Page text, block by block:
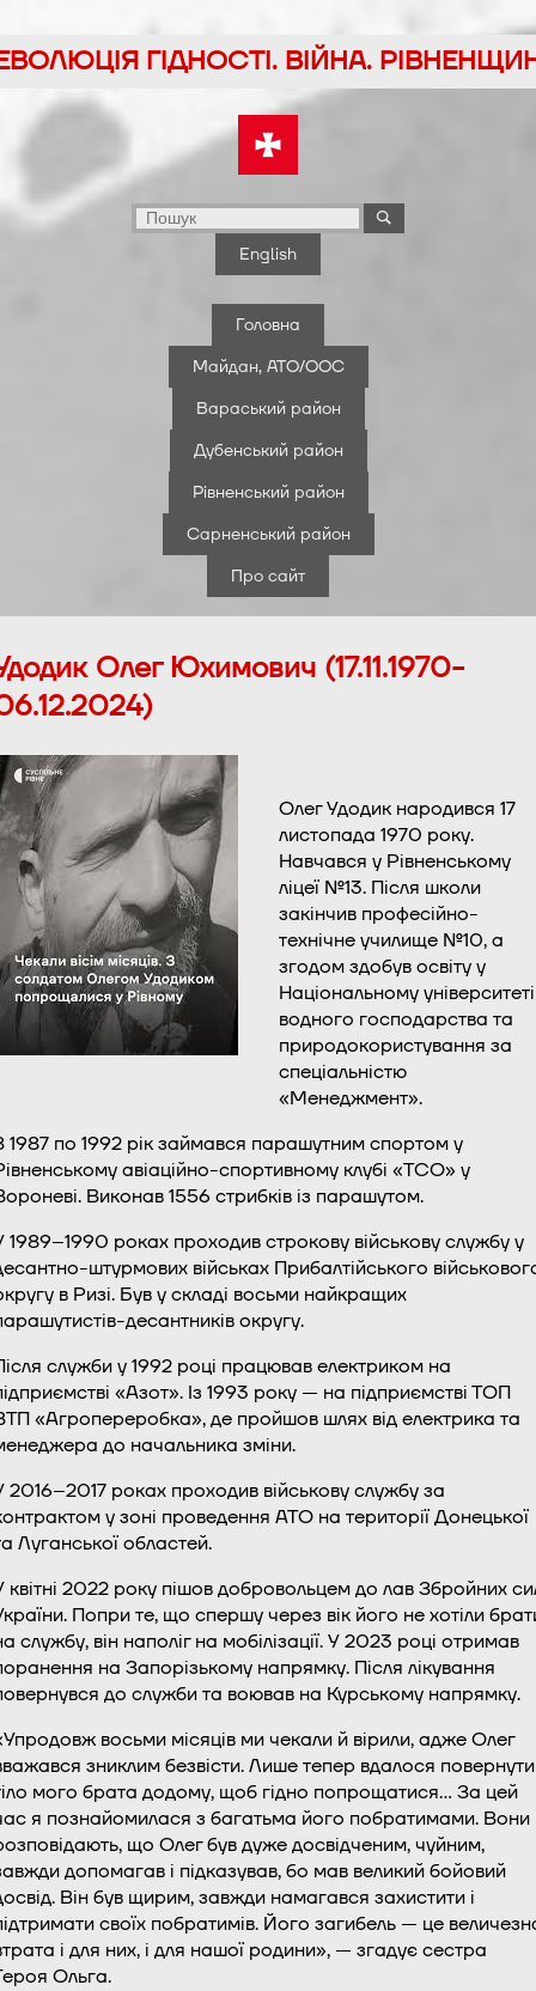
ГІДНОСТІ. ВІЙНА.
English
Головна
Майдан, АТО/ООС
Вараський район
Дубенський район
Рівненський район
Сарненський район
Про сайт
Олег Юхимович (17.11.1970-
Олег Удодик народився 17
листопада 1970 року.
Навчався у Рівненському
ліцеї №13. Після школи
закінчив професійно-
технічне училище №10, а
згодом здобув освіту у
Національному університеті
водного господарства та
природокористування за
спеціальністю
«Менеджмент».
1987 по 1992 рік займався парашутним спортом у
авіаційно-спортивному клубі «ТСО» у
Виконав 1556 стрибків із парашутом.
1989–1990 роках проходив строкову військову службу у
штурмових військах Прибалтійського
в Ризі. Був у складі восьми найкращих
десантників округу.
служби у 1992 році працював електриком на
«Азот». Із 1993 року — на підприємстві ТОП
«Агропереробка», де пройшов шлях від електрика та
до начальника зміни.
2016–2017 роках проходив військову службу за
у зоні проведення АТО на території Донецької
Луганської областей.
квітні 2022 року пішов добровольцем до лав Збройних
Попри те, що спершу через вік його не хотіли
службу, він наполіг на мобілізації. У 2023 році отримав
на Запорізькому напрямку. Після лікування
до служби та воював на Курському напрямку.
восьми місяців ми чекали й вірили, адже Олег
зниклим безвісти. Лише тепер вдалося повернути
мого брата додому, щоб гідно попрощатися… За цей
я познайомилася з багатьма його побратимами. Вони
що Олег був дуже досвідченим, чуйним,
допомагав і підказував, бо мав великий бойовий
Він був щирим, завжди намагався захистити і
своїх побратимів. Його загибель — це
і для них, і для нашої родини», — згадує сестра
Ольга.